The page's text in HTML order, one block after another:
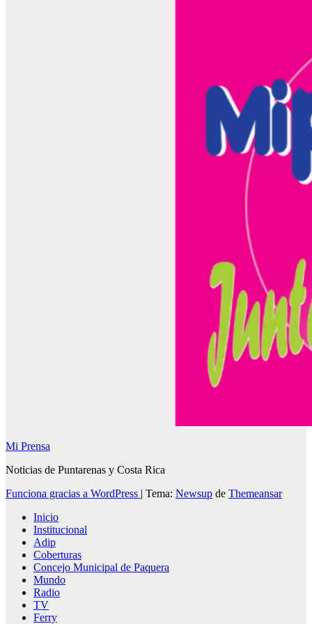
Mi Prensa
Noticias de Puntarenas y Costa Rica
Funciona gracias a WordPress | Tema: Newsup de Themeansar
Inicio
Institucional
Adip
Coberturas
Concejo Municipal de Paquera
Mundo
Radio
TV
Ferry